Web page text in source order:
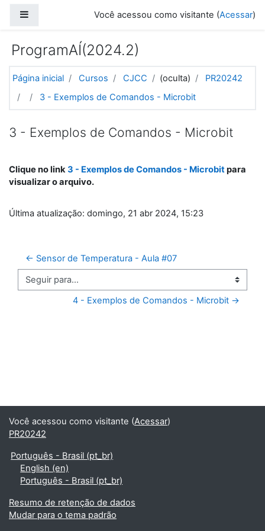
Você acessou como visitante (Acessar)
ProgramAÍ(2024.2)
Página inicial Cursos CJCC (oculta)
PR20242
3 - Exemplos de Comandos - Microbit
3 - Exemplos de Comandos - Microbit
Clique no link3 - Exemplos de Comandos - Microbitpara
visualizar o arquivo.
Última atualização: domingo, 21 abr 2024, 15:23
← Sensor de Temperatura - Aula #07
Seguir para...
4 - Exemplos de Comandos - Microbit →
Você acessou como visitante (Acessar)
PR20242
Português - Brasil ‎(pt_br)‎
English ‎(en)‎
Português - Brasil ‎(pt_br)‎
Resumo de retenção de dados
Mudar para o tema padrão